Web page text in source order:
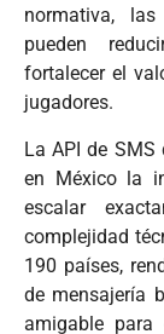
normativa,
pueden
fortalecer el
jugadores.
La API de
en México la
escalar
complejidad
190 países,
de mensajería
amigable para